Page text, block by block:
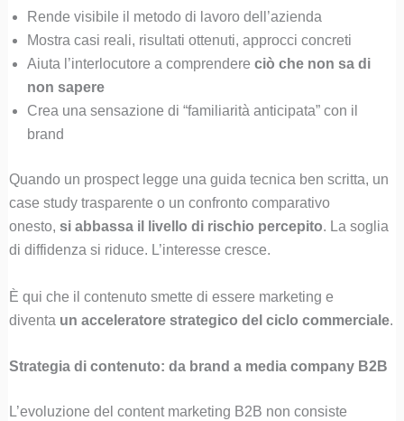
Rende visibile il metodo di lavoro dell’azienda
Mostra casi reali, risultati ottenuti, approcci concreti
Aiuta l’interlocutore a comprendere ciò che non sa di
non sapere
Crea una sensazione di “familiarità anticipata” con il
brand
Quando un prospect legge una guida tecnica ben scritta, un
case study trasparente o un confronto comparativo
onesto, si abbassa il livello di rischio percepito. La soglia
di diffidenza si riduce. L’interesse cresce.
È qui che il contenuto smette di essere marketing e
diventa un acceleratore strategico del ciclo commerciale.
Strategia di contenuto: da brand a media company B2B
L’evoluzione del content marketing B2B non consiste